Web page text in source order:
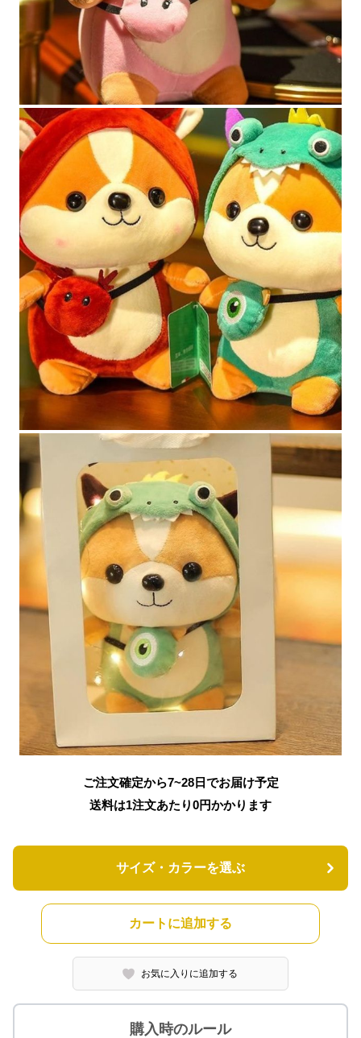
ご注文確定から7~28日でお届け予定
送料は1注文あたり0円かかります
サイズ・カラーを選ぶ
カートに追加する
お気に入りに追加する
購入時のルール